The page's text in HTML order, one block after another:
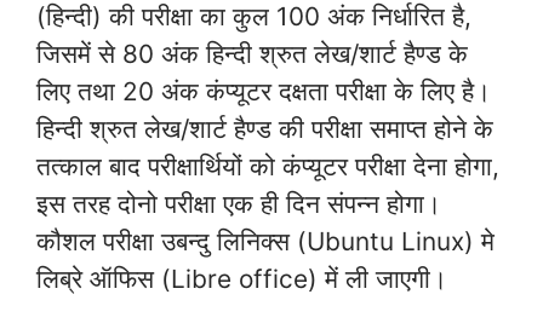
(हिन्दी) की परीक्षा का कुल 100 अंक निर्धारित है,
जिसमें से 80 अंक हिन्दी श्रुत लेख/शार्ट हैण्ड के
लिए तथा 20 अंक कंप्यूटर दक्षता परीक्षा के लिए है।
हिन्दी श्रुत लेख/शार्ट हैण्ड की परीक्षा समाप्त होने के
तत्काल बाद परीक्षार्थियों को कंप्यूटर परीक्षा देना होगा,
इस तरह दोनो परीक्षा एक ही दिन संपन्न होगा।
कौशल परीक्षा उबन्दु लिनिक्स (Ubuntu Linux) मे
लिब्रे ऑफिस (Libre office) में ली जाएगी।